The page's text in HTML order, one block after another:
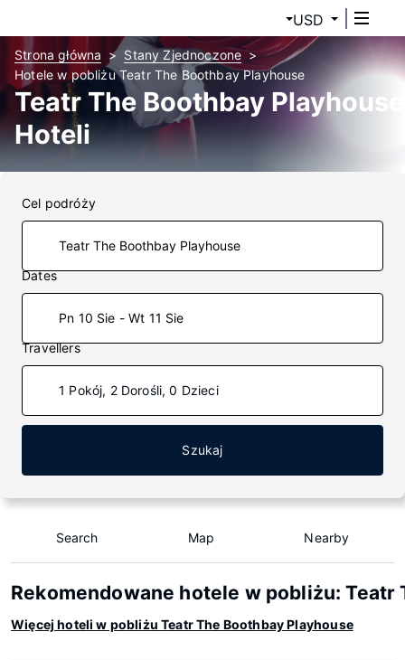
USD
Strona główna
Stany Zjednoczone
Hotele w pobliżu Teatr The Boothbay Playhouse
Teatr The Boothbay Playhouse
Hoteli
Cel podróży
Dates
Pn 10 Sie - Wt 11 Sie
Travellers
1 Pokój, 2 Dorośli, 0 Dzieci
Szukaj
Search Map Nearby
Rekomendowane hotele w pobliżu: Teatr
Więcej hoteli w pobliżu Teatr The Boothbay Playhouse